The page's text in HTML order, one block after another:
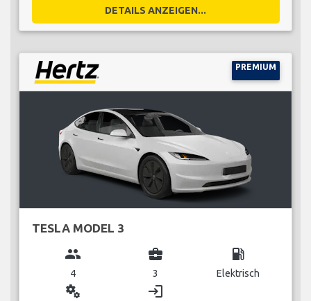
DETAILS ANZEIGEN...
PREMIUM
TESLA MODEL 3
group
4
business_center
3
local_gas_station
Elektrisch
miscellaneous_services login